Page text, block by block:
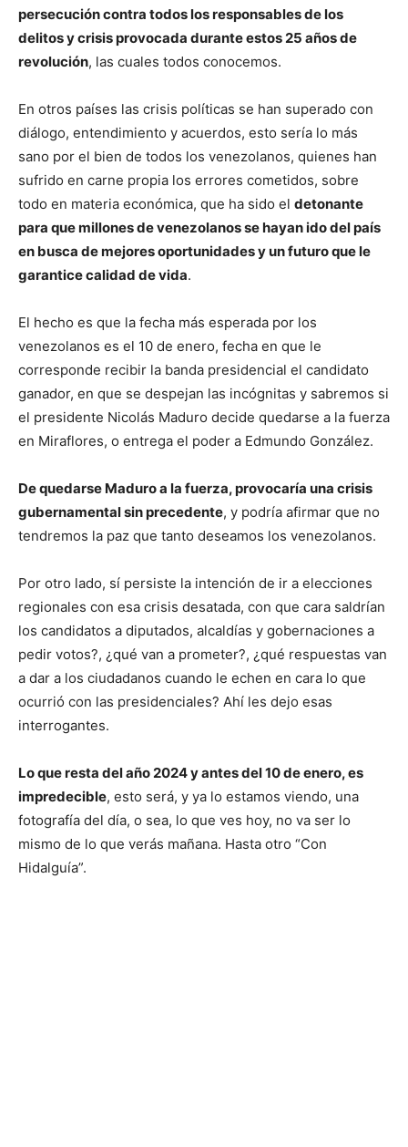
persecución contra todos los responsables de los
delitos y crisis provocada durante estos 25 años de
revolución, las cuales todos conocemos.
En otros países las crisis políticas se han superado con
diálogo, entendimiento y acuerdos, esto sería lo más
sano por el bien de todos los venezolanos, quienes han
sufrido en carne propia los errores cometidos, sobre
todo en materia económica, que ha sido el detonante
para que millones de venezolanos se hayan ido del país
en busca de mejores oportunidades y un futuro que le
garantice calidad de vida.
El hecho es que la fecha más esperada por los
venezolanos es el 10 de enero, fecha en que le
corresponde recibir la banda presidencial el candidato
ganador, en que se despejan las incógnitas y sabremos si
el presidente Nicolás Maduro decide quedarse a la fuerza
en Miraflores, o entrega el poder a Edmundo González.
De quedarse Maduro a la fuerza, provocaría una crisis
gubernamental sin precedente, y podría afirmar que no
tendremos la paz que tanto deseamos los venezolanos.
Por otro lado, sí persiste la intención de ir a elecciones
regionales con esa crisis desatada, con que cara saldrían
los candidatos a diputados, alcaldías y gobernaciones a
pedir votos?, ¿qué van a prometer?, ¿qué respuestas van
a dar a los ciudadanos cuando le echen en cara lo que
ocurrió con las presidenciales? Ahí les dejo esas
interrogantes.
Lo que resta del año 2024 y antes del 10 de enero, es
impredecible, esto será, y ya lo estamos viendo, una
fotografía del día, o sea, lo que ves hoy, no va ser lo
mismo de lo que verás mañana. Hasta otro “Con
Hidalguía”.